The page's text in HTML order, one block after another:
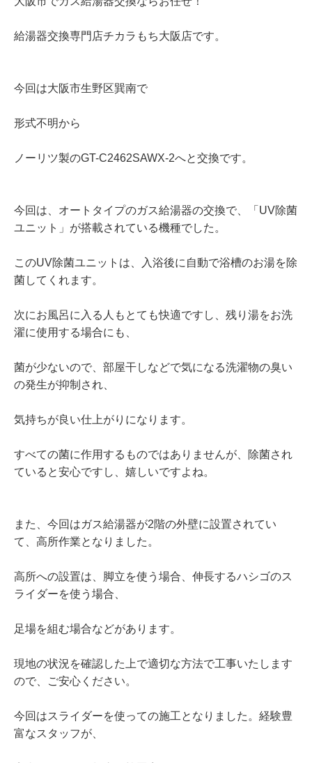
給湯器交換専門店チカラもち大阪店です。
今回は大阪市生野区巽南で
形式不明から
ノーリツ製のGT-C2462SAWX-2へと交換です。
今回は、オートタイプのガス給湯器の交換で、「UV除菌
ユニット」が搭載されている機種でした。
このUV除菌ユニットは、入浴後に自動で浴槽のお湯を除
菌してくれます。
次にお風呂に入る人もとても快適ですし、残り湯をお洗
濯に使用する場合にも、
菌が少ないので、部屋干しなどで気になる洗濯物の臭い
の発生が抑制され、
気持ちが良い仕上がりになります。
すべての菌に作用するものではありませんが、除菌され
ていると安心ですし、嬉しいですよね。
また、今回はガス給湯器が2階の外壁に設置されてい
て、高所作業となりました。
高所への設置は、脚立を使う場合、伸長するハシゴのス
ライダーを使う場合、
足場を組む場合などがあります。
現地の状況を確認した上で適切な方法で工事いたします
ので、ご安心ください。
今回はスライダーを使っての施工となりました。経験豊
富なスタッフが、